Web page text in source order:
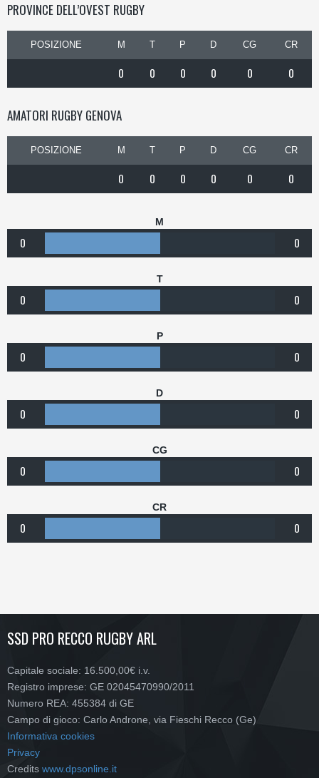
PROVINCE DELL’OVEST RUGBY
POSIZIONE M T P D CG CR
0 0 0 0 0 0
AMATORI RUGBY GENOVA
POSIZIONE M T P D CG CR
0 0 0 0 0 0
M
0 0
T
0 0
P
0 0
D
0 0
CG
0 0
CR
0 0
SSD PRO RECCO RUGBY ARL
Capitale sociale: 16.500,00€ i.v.
Registro imprese: GE 02045470990/2011
Numero REA: 455384 di GE
Campo di gioco: Carlo Androne, via Fieschi Recco (Ge)
Informativa cookies
Privacy
Credits www.dpsonline.it